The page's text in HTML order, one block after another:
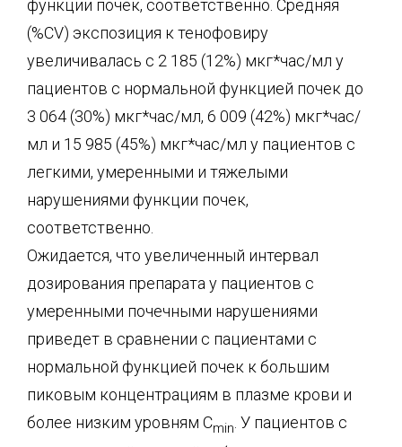
функции почек, соответственно. Средняя
(%CV) экспозиция к тенофовиру
увеличивалась с 2 185 (12%) мкг*час/мл у
пациентов с нормальной функцией почек до
3 064 (30%) мкг*час/мл, 6 009 (42%) мкг*час/
мл и 15 985 (45%) мкг*час/мл у пациентов с
легкими, умеренными и тяжелыми
нарушениями функции почек,
соответственно.
Ожидается, что увеличенный интервал
дозирования препарата у пациентов с
умеренными почечными нарушениями
приведет в сравнении с пациентами с
нормальной функцией почек к большим
пиковым концентрациям в плазме крови и
более низким уровням Cmin . У пациентов с